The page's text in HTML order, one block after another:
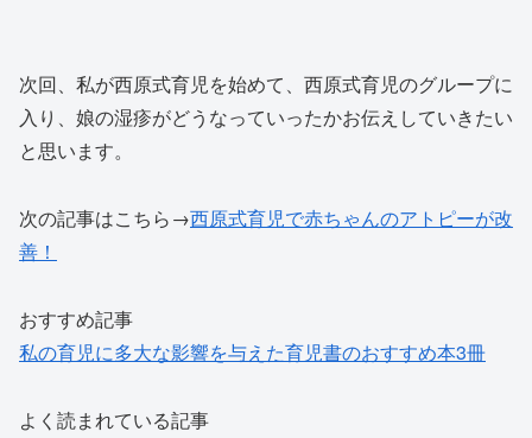
次回、私が西原式育児を始めて、西原式育児のグループに
入り、娘の湿疹がどうなっていったかお伝えしていきたい
と思います。
次の記事はこちら→西原式育児で赤ちゃんのアトピーが改
善！
おすすめ記事
私の育児に多大な影響を与えた育児書のおすすめ本3冊
よく読まれている記事